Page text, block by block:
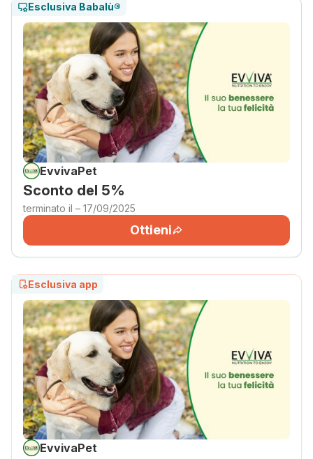
Esclusiva Babalù®
EvvivaPet
Sconto del 5%
terminato il – 17/09/2025
Ottieni
Esclusiva app
EvvivaPet